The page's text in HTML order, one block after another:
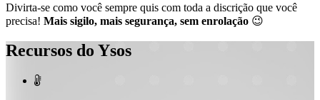
Divirta-se como você sempre quis com toda a discrição que você
precisa! Mais sigilo, mais segurança, sem enrolação 😉
Recursos do Ysos
